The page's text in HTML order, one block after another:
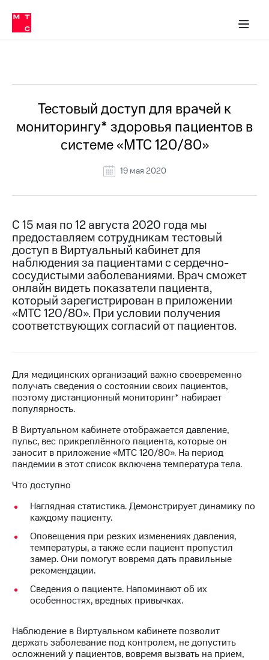
связь
Сервисы и подписки
30% на связь
кабинеты
Мобильная
и
Спутниковое
ТВ
МТС
Перенести
в МТС
Тарифы
Услуги
Роуминг
Семейная
группа
карту
Оформить
eSIM
SIM-
карта
для
чистый
номер
Выбрать
красивый
номер
Заменить
SIM-
Перейти
на
eSIM
в МТС
Услуги
Роуминг
Скачать
МТС
Акции
Скидка 30%
на связь
Тарифы
RED,
РИИЛ
и МТС
при
оплате
с карты
МТС
Деньги
Спутниковое ТВ
Выберите
ТВ
тарифом
Интернет,
ТВ и телефон
для дома
Личный
кабинет
ТВ
Скачать
приложение
Тестовый доступ для врачей к
мониторингу* здоровья пациентов в
системе «МТС 120/80»
19 мая 2020
С 15 мая по 12 августа 2020 года мы
предоставляем сотрудникам тестовый
доступ в Виртуальный кабинет для
наблюдения за пациентами с сердечно-
сосудистыми заболеваниями. Врач сможет
онлайн видеть показатели пациента,
который зарегистрирован в приложении
«МТС 120/80». При условии получения
соответствующих согласий от пациентов.
Для медицинских организаций важно своевременно
получать сведения о состоянии своих пациентов,
поэтому дистанционный мониторинг* набирает
популярность.
В Виртуальном кабинете отображается давление,
пульс, вес прикреплённого пациента, которые он
заносит в приложение «МТС 120/80». На период
пандемии в этот список включена температура тела.
Что доступно
Наглядная статистика. Демонстрирует динамику по
каждому пациенту.
Оповещения при резких изменениях давления,
температуры, а также если пациент пропустил
замер. Они помогут вовремя дать правильные
рекомендации.
Сведения о пациенте. Напоминают об их
особенностях, вредных привычках.
Наблюдение в Виртуальном кабинете позволит
держать заболевание под контролем, не допустить
осложнений у пациентов, вовремя вызвать на прием,